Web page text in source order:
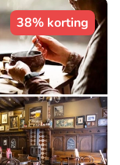
38% korting